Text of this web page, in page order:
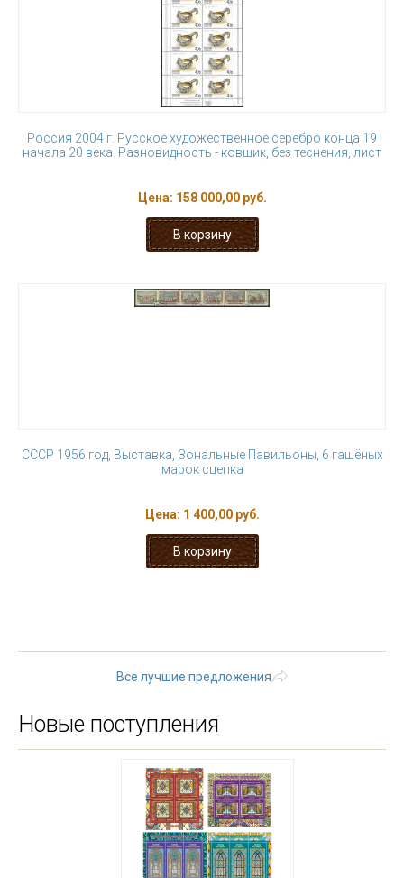
Россия 2004 г. Русское художественное серебро конца 19
начала 20 века. Разновидность - ковшик, без теснения, лист
Цена: 158 000,00 руб.
СССР 1956 год, Выставка, Зональные Павильоны, 6 гашёных
марок сцепка
Цена: 1 400,00 руб.
Все лучшие предложения
Новые поступления